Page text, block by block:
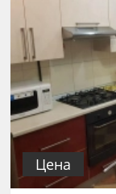
Цена